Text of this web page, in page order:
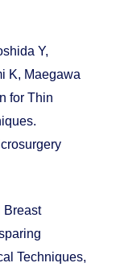
Y,
K, Maegawa
for Thin
Breast
Techniques,